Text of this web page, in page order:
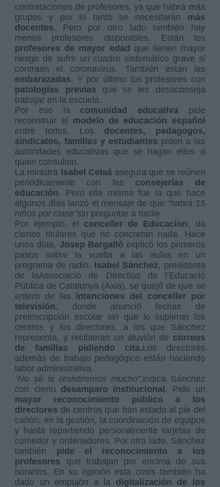
contrataciones de profesores, ya que habrá más
grupos y por lo tanto se necesitarán más
docentes. Pero por otro lado también hay
menos profesores disponibles. Están los
profesores de mayor edad que tienen mayor
riesgo de sufrir un cuadro sintomático grave si
contraen el coronavirus. También están las
embarazadas. Y por último los profesores con
patologías previas que se les desaconseja
trabajar en la escuela.
Por eso la comunidad educativa pide
reconstruir el modelo de educación español
entre todos. Los docentes, pedagogos,
sindicatos, familias y estudiantes piden a las
autoridades educativas que se hagan ellos a
quien consulten.
La ministra Isabel Celaá asegura que se reúnen
periódicamente con las consejerías de
educación. Pero ella misma fue la que hace
algunos días lanzó el mensaje de que “habrá 15
niños por clase”sin preguntar a nadie.
Por ejemplo, el conceller de Educacion, da
ciertos titulares que no concretan nada. Hace
unos días, Josep Bargalló explicó los primeros
pasos sobre la vuelta a las aulas en un
programa de radio. Isabel Sánchez, presidenta
de laAssociació de Directius de l’Educació
Pública de Catalunya (Axia), se quejó de que se
enteró de las intenciones del conceller por
televisión, donde anunció fechas de
preinscripción escolar sin que lo supieran los
centros y los directores, a los que Sánchez
representa, y recibieran un aluvión de correos
de familias pidiendo cita.Los directores
además de trabajo pedagógico están haciendo
labor administrativa.
“No sé si resistiremos mucho”,indica Sánchez
con cierto desamparo institucional . Pide un
mayor reconocimiento público a los
directores de centros que han estado al pie del
cañón, en la gestión, la coordinación de equipos
y hasta repartiendo personalmente tarjetas de
comedor y ordenadores. Por otro lado, Sánchez
también pide el reconocimiento a los
profesores que trabajan por encima de sus
horarios. En su opinión esta crisis también ha
dado un empujón a la digitalización de los